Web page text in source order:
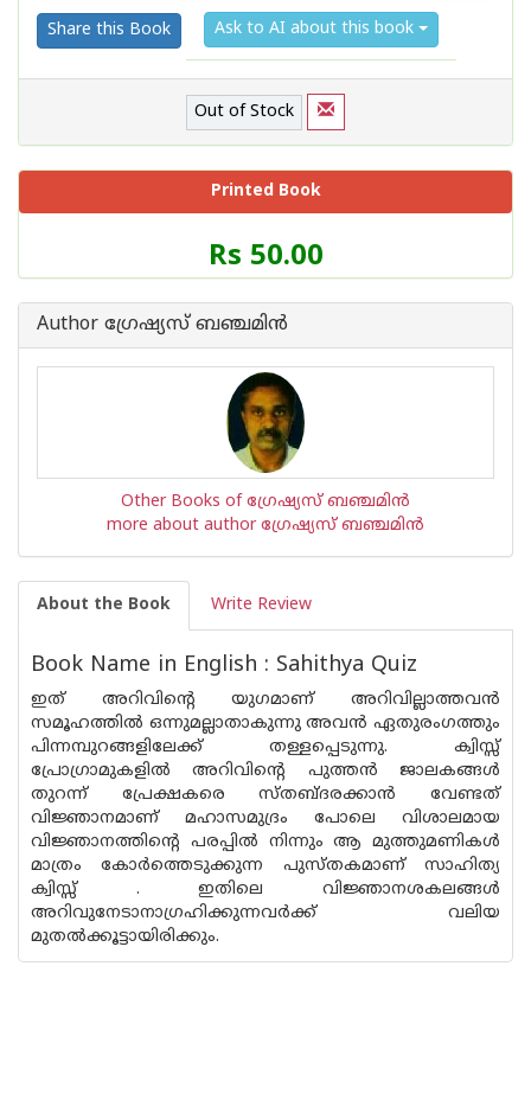
Share this Book Ask to AI about this book
Out of Stock
Printed Book
Price
of
Book
Rs 50.00
Author ഗ്രേഷ്യസ്‌ ബഞ്ചമിന്‍
Other Books of ഗ്രേഷ്യസ്‌ ബഞ്ചമിന്‍
more about author ഗ്രേഷ്യസ്‌ ബഞ്ചമിന്‍
About the Book Write Review
Book Name in English : Sahithya Quiz
ഇത് അറിവിന്റെ യുഗമാണ്‌ അറിവില്ലാത്തവന്‍
സമൂഹത്തില്‍ ഒന്നുമല്ലാതാകുന്നു അവന്‍ ഏതുരംഗത്തും
പിന്നമ്പുറങ്ങളിലേക്ക് തള്ളപ്പെടുന്നു. ക്വിസ്സ്
പ്രോഗ്രാമുകളില്‍ അറിവിന്റെ പുത്തന്‍ ജാലകങ്ങള്‍
തുറന്ന് പ്രേക്ഷകരെ സ്തബ്ദരക്കാന്‍ വേണ്ടത്
വിജ്ഞാനമാണ്‌ മഹാസമുദ്രം പോലെ വിശാലമായ
വിജ്ഞാനത്തിന്റെ പരപ്പില്‍ നിന്നും ആ മുത്തുമണികള്‍
മാത്രം കോര്‍ത്തെടുക്കുന്ന പുസ്തകമാണ്‌ സാഹിത്യ
ക്വിസ്സ് . ഇതിലെ വിജ്ഞാനശകലങ്ങള്‍
അറിവുനേടാനാഗ്രഹിക്കുന്നവര്‍ക്ക് വലിയ
മുതല്‍ക്കൂട്ടായിരിക്കും.